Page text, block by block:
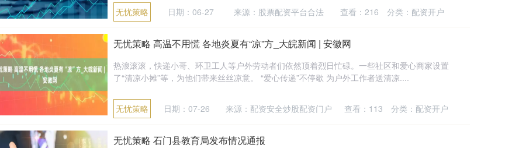
无忧策略 日期：06-27 来源：股票配资平台合法 查看：216 分类： 配资开户
无忧策略 高温不用慌 各地炎夏有“凉”方_大皖新闻 | 安徽网
热浪滚滚，快递小哥、环卫工人等户外劳动者们依然顶着烈日忙碌。一些社区和爱心商家设置
了“清凉小摊”等，为他们带来丝丝凉意。 “爱心传递”不停歇 为户外工作者送清凉....
无忧策略 日期：07-26 来源：配资安全炒股配资门户 查看： 113 分类： 配资开户
无忧策略 石门县教育局发布情况通报